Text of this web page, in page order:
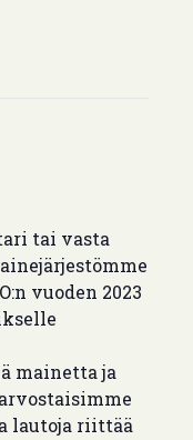
tai vasta
vuoden 2023
mainetta ja
lautoja riittää